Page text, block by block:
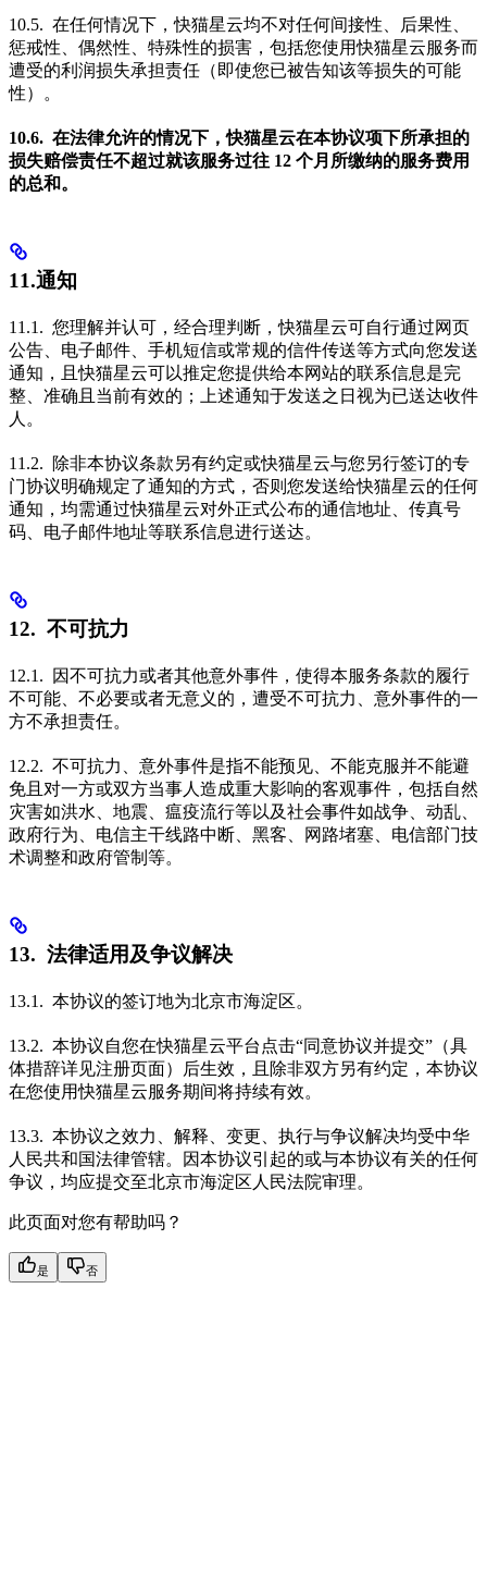
10.5. 在任何情况下，快猫星云均不对任何间接性、后果性、
惩戒性、偶然性、特殊性的损害，包括您使用快猫星云服务而
遭受的利润损失承担责任（即使您已被告知该等损失的可能
性）。
10.6. 在法律允许的情况下，快猫星云在本协议项下所承担的
损失赔偿责任不超过就该服务过往 12 个月所缴纳的服务费用
的总和。
11.通知
11.1. 您理解并认可，经合理判断，快猫星云可自行通过网页
公告、电子邮件、手机短信或常规的信件传送等方式向您发送
通知，且快猫星云可以推定您提供给本网站的联系信息是完
整、准确且当前有效的；上述通知于发送之日视为已送达收件
人。
11.2. 除非本协议条款另有约定或快猫星云与您另行签订的专
门协议明确规定了通知的方式，否则您发送给快猫星云的任何
通知，均需通过快猫星云对外正式公布的通信地址、传真号
码、电子邮件地址等联系信息进行送达。
12. 不可抗力
12.1. 因不可抗力或者其他意外事件，使得本服务条款的履行
不可能、不必要或者无意义的，遭受不可抗力、意外事件的一
方不承担责任。
12.2. 不可抗力、意外事件是指不能预见、不能克服并不能避
免且对一方或双方当事人造成重大影响的客观事件，包括自然
灾害如洪水、地震、瘟疫流行等以及社会事件如战争、动乱、
政府行为、电信主干线路中断、黑客、网路堵塞、电信部门技
术调整和政府管制等。
13. 法律适用及争议解决
13.1. 本协议的签订地为北京市海淀区。
13.2. 本协议自您在快猫星云平台点击“同意协议并提交”（具
体措辞详见注册页面）后生效，且除非双方另有约定，本协议
在您使用快猫星云服务期间将持续有效。
13.3. 本协议之效力、解释、变更、执行与争议解决均受中华
人民共和国法律管辖。因本协议引起的或与本协议有关的任何
争议，均应提交至北京市海淀区人民法院审理。
此页面对您有帮助吗？
是 否